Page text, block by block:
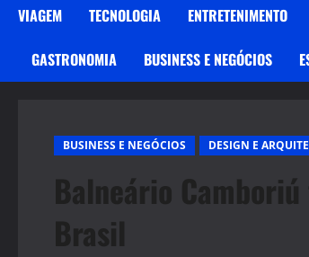
VIAGEM TECNOLOGIA ENTRETENIMENTO
GASTRONOMIA BUSINESS E NEGÓCIOS
BUSINESS E NEGÓCIOS DESIGN E
Balneário
Brasil